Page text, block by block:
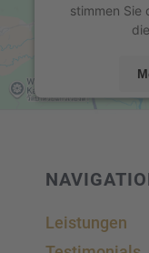
stimmen Sie
Leistun­gen